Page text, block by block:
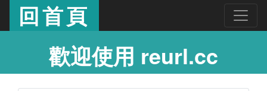
回首頁
歡迎使用 reurl.cc